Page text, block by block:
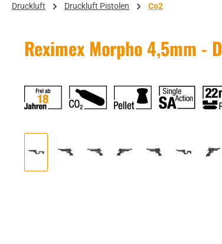
Druckluft Druckluft Pistolen Co2
Reximex Morpho 4,5mm -